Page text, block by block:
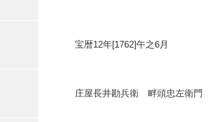
宝暦12年[1762]午之6月
庄屋長井勘兵衛 畔頭忠左衛門